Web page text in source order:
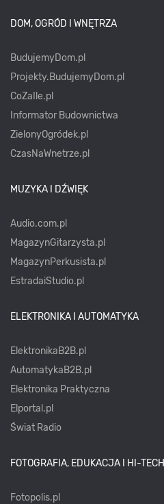
DOM, OGRÓD I WNĘTRZA
BudujemyDom.pl
Projekty.BudujemyDom.pl
CoZaIle.pl
Informator Budownictwa
ZielonyOgródek.pl
CzasNaWnetrze.pl
MUZYKA I DŹWIĘK
Audio.com.pl
MagazynGitarzysta.pl
MagazynPerkusista.pl
EstradaiStudio.pl
ELEKTRONIKA I AUTOMATYKA
ElektronikaB2B.pl
AutomatykaB2B.pl
Elektronika Praktyczna
Elportal.pl
Świat Radio
FOTOGRAFIA, EDUKACJA I HI-TECH
Fotopolis.pl